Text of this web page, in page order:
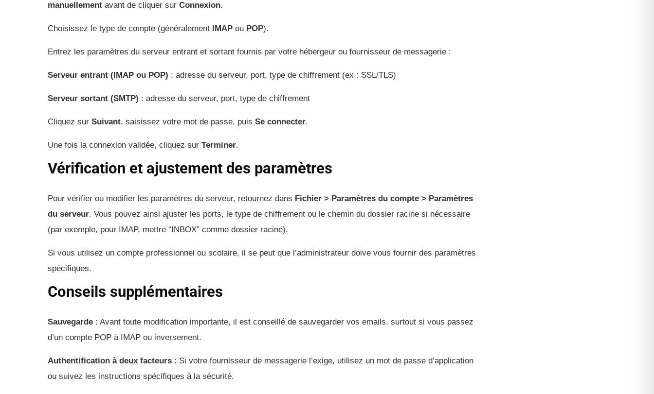
manuellement avant de cliquer sur Connexion.
Choisissez le type de compte (généralement IMAP ou POP).
Entrez les paramètres du serveur entrant et sortant fournis par votre hébergeur ou fournisseur de messagerie :
Serveur entrant (IMAP ou POP) : adresse du serveur, port, type de chiffrement (ex : SSL/TLS)
Serveur sortant (SMTP) : adresse du serveur, port, type de chiffrement
Cliquez sur Suivant, saisissez votre mot de passe, puis Se connecter.
Une fois la connexion validée, cliquez sur Terminer.
Vérification et ajustement des paramètres
Pour vérifier ou modifier les paramètres du serveur, retournez dans Fichier > Paramètres du compte > Paramètres
du serveur. Vous pouvez ainsi ajuster les ports, le type de chiffrement ou le chemin du dossier racine si nécessaire
(par exemple, pour IMAP, mettre “INBOX” comme dossier racine).
Si vous utilisez un compte professionnel ou scolaire, il se peut que l’administrateur doive vous fournir des paramètres
spécifiques.
Conseils supplémentaires
Sauvegarde : Avant toute modification importante, il est conseillé de sauvegarder vos emails, surtout si vous passez
d’un compte POP à IMAP ou inversement.
Authentification à deux facteurs : Si votre fournisseur de messagerie l’exige, utilisez un mot de passe d’application
ou suivez les instructions spécifiques à la sécurité.